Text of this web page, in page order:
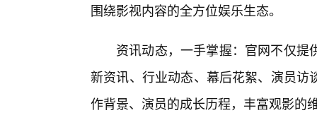
围绕影视内容的全方位娱乐生态。
资讯动态，一手掌握：官网不仅
新资讯、行业动态、幕后花絮、演员
作背景、演员的成长历程，丰富观影的